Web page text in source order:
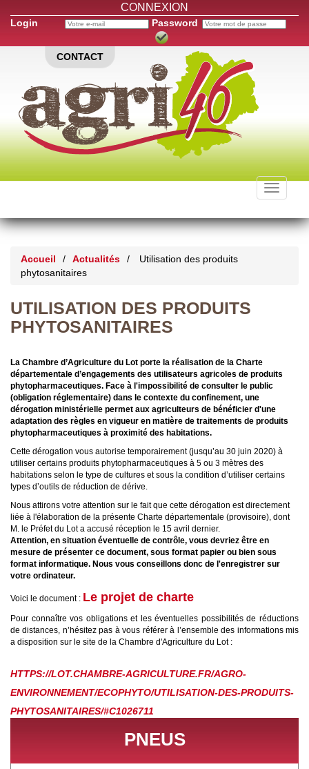
CONNEXION
Login Password
CONTACT
Toggle
Accueil / Actualités /
Utilisation des produits
phytosanitaires
UTILISATION DES PRODUITS
PHYTOSANITAIRES
La Chambre d’Agriculture du Lot porte la réalisation de la Charte
départementale d’engagements des utilisateurs agricoles de produits
phytopharmaceutiques. Face à l'impossibilité de consulter le public
(obligation réglementaire) dans le contexte du confinement, une
dérogation ministérielle permet aux agriculteurs de bénéficier d'une
adaptation des règles en vigueur en matière de traitements de produits
phytopharmaceutiques à proximité des habitations.
Cette dérogation vous autorise temporairement (jusqu’au 30 juin 2020) à
utiliser certains produits phytopharmaceutiques à 5 ou 3 mètres des
habitations selon le type de cultures et sous la condition d’utiliser certains
types d’outils de réduction de dérive.
Nous attirons votre attention sur le fait que cette dérogation est directement
liée à l'élaboration de la présente Charte départementale (provisoire), dont
M. le Préfet du Lot a accusé réception le 15 avril dernier.
Attention, en situation éventuelle de contrôle, vous devriez être en
mesure de présenter ce document, sous format papier ou bien sous
format informatique. Nous vous conseillons donc de l'enregistrer sur
votre ordinateur.
Voici le document : Le projet de charte
Pour connaître vos obligations et les éventuelles possibilités de réductions
de distances, n’hésitez pas à vous référer à l’ensemble des informations mis
a disposition sur le site de la Chambre d'Agriculture du Lot :
HTTPS://LOT.CHAMBRE-AGRICULTURE.FR/AGRO-
ENVIRONNEMENT/ECOPHYTO/UTILISATION-DES-PRODUITS-
PHYTOSANITAIRES/#C1026711
PNEUS